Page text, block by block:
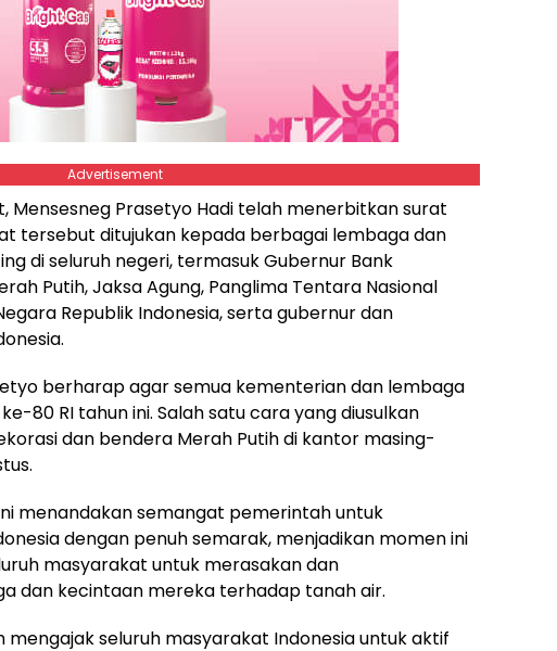
Advertisement
Mensesneg Prasetyo Hadi telah menerbitkan surat
tersebut ditujukan kepada berbagai lembaga dan
di seluruh negeri, termasuk Gubernur Bank
Putih, Jaksa Agung, Panglima Tentara Nasional
Republik Indonesia, serta gubernur dan
berharap agar semua kementerian dan lembaga
80 RI tahun ini. Salah satu cara yang diusulkan
dan bendera Merah Putih di kantor masing-
menandakan semangat pemerintah untuk
dengan penuh semarak, menjadikan momen ini
masyarakat untuk merasakan dan
dan kecintaan mereka terhadap tanah air.
seluruh masyarakat Indonesia untuk aktif